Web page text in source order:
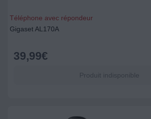
Téléphone avec répondeur
Gigaset AL170A
39,99€
Produit indisponible